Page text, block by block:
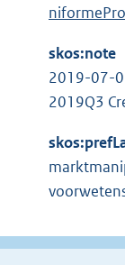
skos:note
2019-07-
2019Q3